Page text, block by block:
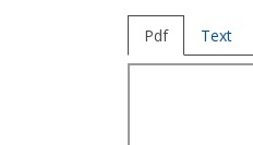
Pdf Text